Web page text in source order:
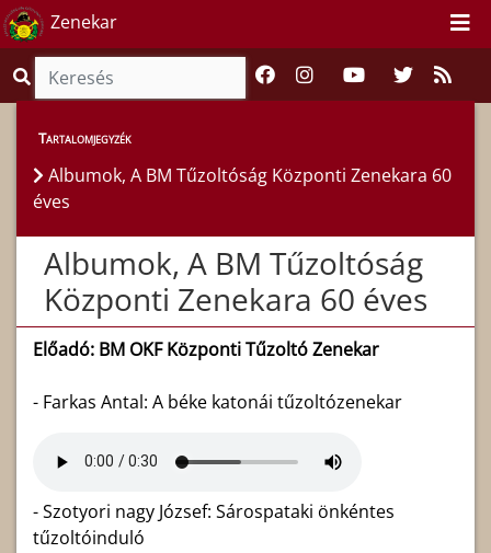
Zenekar
Tartalomjegyzék
Albumok, A BM Tűzoltóság Központi Zenekara 60
éves
Albumok, A BM Tűzoltóság
Központi Zenekara 60 éves
Előadó: BM OKF Központi Tűzoltó Zenekar
- Farkas Antal: A béke katonái tűzoltózenekar
- Szotyori nagy József: Sárospataki önkéntes
tűzoltóinduló